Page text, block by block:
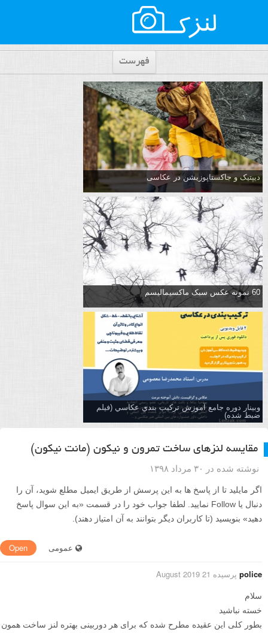
فهرست
دیپتیک و جاکستا‌پوزیشن در عکاسی
60 نمونه عکس سبک ماکسیمالیسم
وبینار دوره جامع آموزش تركيب بندي عكاسي (فیلم
ضبط شده)
مقایسه لنزهای ساخت تمرون و نیکون (مانت نیکون)
نوشته شده در ۳۰ مرداد ۱۳۹۸
اگر مایلید تا از پاسخ ها به این پرسش از طریق ایمیل مطلع شوید، آن را
دنبال یا Follow نمایید. لطفا جواب خود را در قسمت «به این سوال پاسخ
دهید» بنویسید (تا کاربران دیگر بتوانند به آن امتیاز دهند).
Open عمومی
police پرسیده 21 August 2019
سلام
خسته نباشید
بطور کلی این عقیده مطرح شده که برای هر دوربینی بهتره لنز ساخت همون